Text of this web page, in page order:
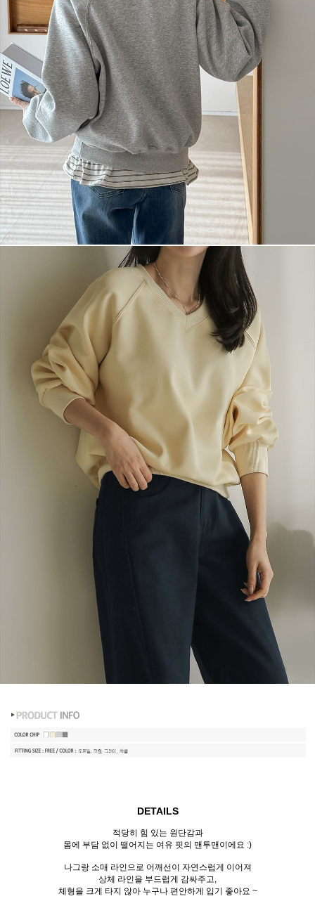
DETAILS
적당히 힘 있는 원단감과
몸에 부담 없이 떨어지는 여유 핏의 맨투맨이에요 :)
나그랑 소매 라인으로 어깨선이 자연스럽게 이어져
상체 라인을 부드럽게 감싸주고,
체형을 크게 타지 않아 누구나 편안하게 입기 좋아요 ~